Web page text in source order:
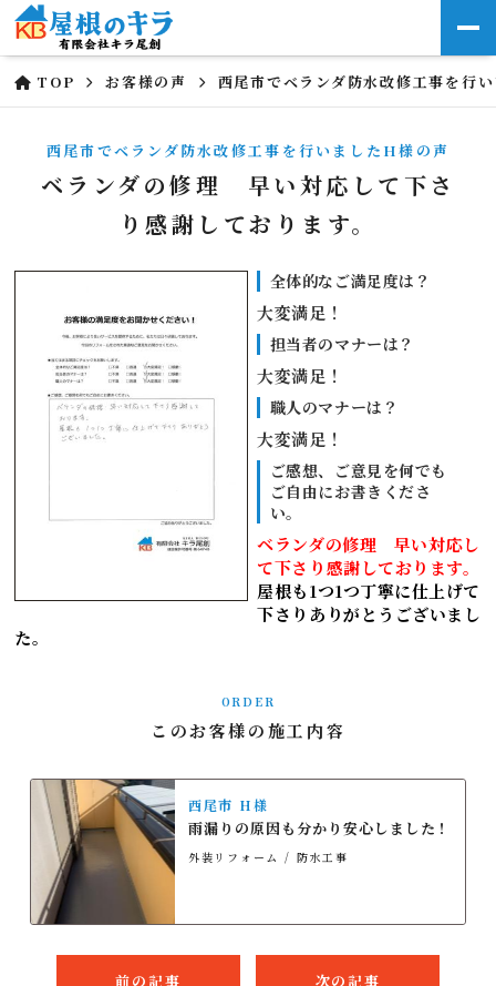
TOP お客様の声 西尾市でベランダ防水改修工事を行
西尾市でベランダ防水改修工事を行いましたH様の声
ベランダの修理 早い対応して下さ
り感謝しております。
全体的なご満足度は？
大変満足！
担当者のマナーは？
大変満足！
職人のマナーは？
大変満足！
ご感想、ご意見を何でも
ご自由にお書きくださ
い。
ベランダの修理 早い対応し
て下さり感謝しております。
屋根も1つ1つ丁寧に仕上げて
下さりありがとうございまし
た。
ORDER
このお客様の施工内容
西尾市 H様
雨漏りの原因も分かり安心しました！
外装リフォーム 防水工事
前の記事 次の記事